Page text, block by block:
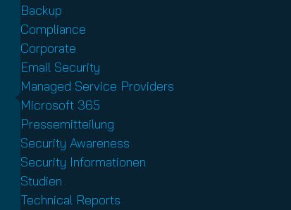
Backup
Compliance
Corporate
Email Security
Managed Service Providers
Microsoft 365
Pressemitteilung
Security Awareness
Security Informationen
Studien
Technical Reports